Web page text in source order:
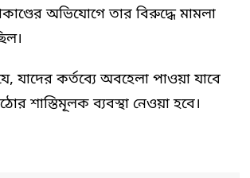
অভিযোগে তার বিরুদ্ধে মামলা
যাদের কর্তব্যে অবহেলা পাওয়া যাবে
শাস্তিমূলক ব্যবস্থা নেওয়া হবে।